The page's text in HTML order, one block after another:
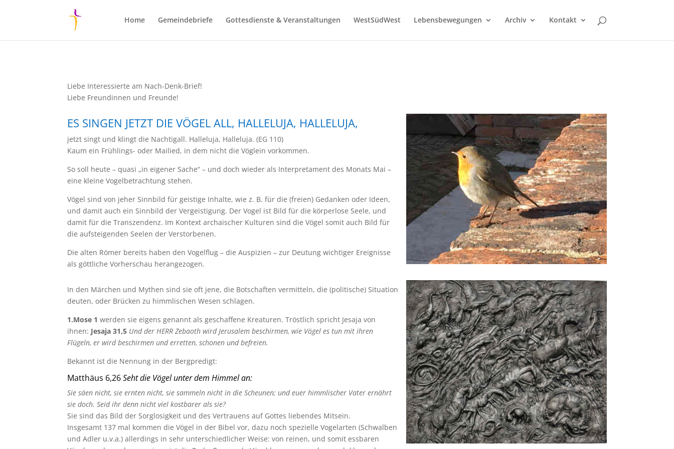
Home Gemeindebriefe Gottesdienste & Veranstaltungen WestSüdWest Lebensbewegungen Archiv Kontakt
Liebe Interessierte am Nach-Denk-Brief!
Liebe Freundinnen und Freunde!
ES SINGEN JETZT DIE VÖGEL ALL, HALLELUJA, HALLELUJA,
jetzt singt und klingt die Nachtigall. Halleluja, Halleluja. (EG 110)
Kaum ein Frühlings- oder Mailied, in dem nicht die Vöglein vorkommen.
So soll heute – quasi „in eigener Sache“ – und doch wieder als Interpretament des Monats Mai –
eine kleine Vogelbetrachtung stehen.
Vögel sind von jeher Sinnbild für geistige Inhalte, wie z. B. für die (freien) Gedanken oder Ideen,
und damit auch ein Sinnbild der Vergeistigung. Der Vogel ist Bild für die körperlose Seele, und
damit für die Transzendenz. Im Kontext archaischer Kulturen sind die Vögel somit auch Bild für
die aufsteigenden Seelen der Verstorbenen.
Die alten Römer bereits haben den Vogelflug – die Auspizien – zur Deutung wichtiger Ereignisse
als göttliche Vorherschau herangezogen.
In den Märchen und Mythen sind sie oft jene, die Botschaften vermitteln, die (politische) Situation
deuten, oder Brücken zu himmlischen Wesen schlagen.
1.Mose 1 werden sie eigens genannt als geschaffene Kreaturen. Tröstlich spricht Jesaja von
ihnen: Jesaja 31,5 Und der HERR Zebaoth wird Jerusalem beschirmen, wie Vögel es tun mit ihren
Flügeln, er wird beschirmen und erretten, schonen und befreien.
Bekannt ist die Nennung in der Bergpredigt:
Matthäus 6,26Seht die Vögel unter dem Himmel an:
Sie säen nicht, sie ernten nicht, sie sammeln nicht in die Scheunen; und euer himmlischer Vater ernährt
sie doch. Seid ihr denn nicht viel kostbarer als sie?
Sie sind das Bild der Sorglosigkeit und des Vertrauens auf Gottes liebendes Mitsein.
Insgesamt 137 mal kommen die Vögel in der Bibel vor, dazu noch spezielle Vogelarten (Schwalben
und Adler u.v.a.) allerdings in sehr unterschiedlicher Weise: von reinen, und somit essbaren